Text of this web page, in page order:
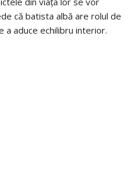
că batista albă are rolul de
a aduce echilibru interior.